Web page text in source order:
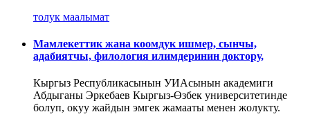
толук маалымат
Мамлекеттик жана коомдук ишмер, сынчы,
адабиятчы, филология илимдеринин доктору,
Кыргыз Республикасынын УИАсынын академиги
Абдыганы Эркебаев Кыргыз-Өзбек университетинде
болуп, окуу жайдын эмгек жамааты менен жолукту.